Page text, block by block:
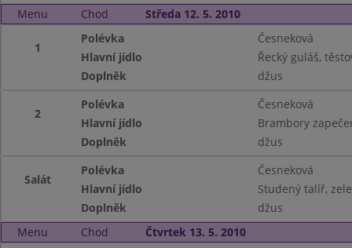
Menu
Chod Středa 12. 5. 2010
1
Polévka
Česneková
Hlavní jídlo
Řecký guláš,
Doplněk
džus
2
Polévka
Česneková
Hlavní jídlo
Brambory
Doplněk
džus
Salát
Polévka
Česneková
Hlavní jídlo
Studený talíř,
Doplněk
džus
Menu
Chod Čtvrtek 13. 5. 2010